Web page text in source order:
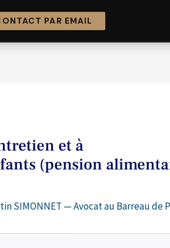
PAR EMAIL
et à
(pension
SIMONNET — Avocat au Barreau de